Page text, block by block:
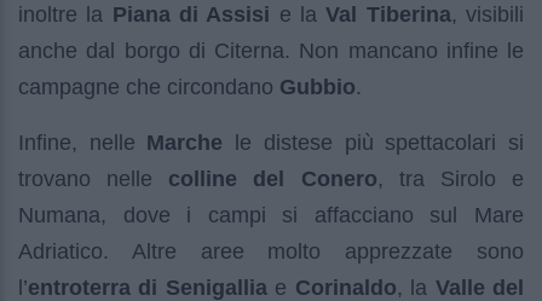
inoltre la Piana di Assisi e laVal Tiberina, visibili
anche dal borgo di Citerna. Non mancano infine le
campagne che circondano Gubbio.
Infine, nelle Marche le distese più spettacolari si
trovano nelle colline del Conero, tra Sirolo e
Numana, dove i campi si affacciano sul Mare
Adriatico. Altre aree molto apprezzate sono
l’entroterra di Senigalliae Corinaldo, la Valle del